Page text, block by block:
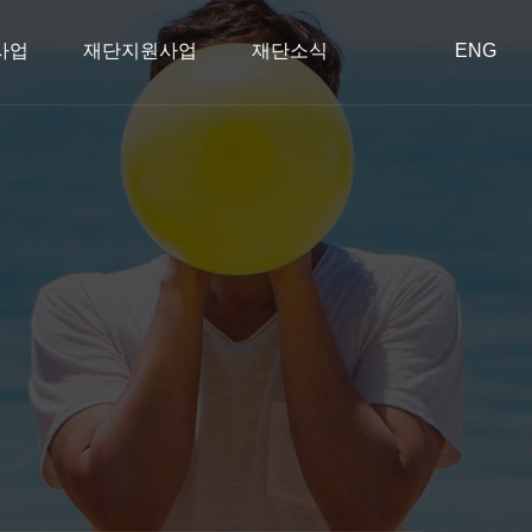
공개 자료실
업 재단지원사업 재단소식
언론보도
ENG